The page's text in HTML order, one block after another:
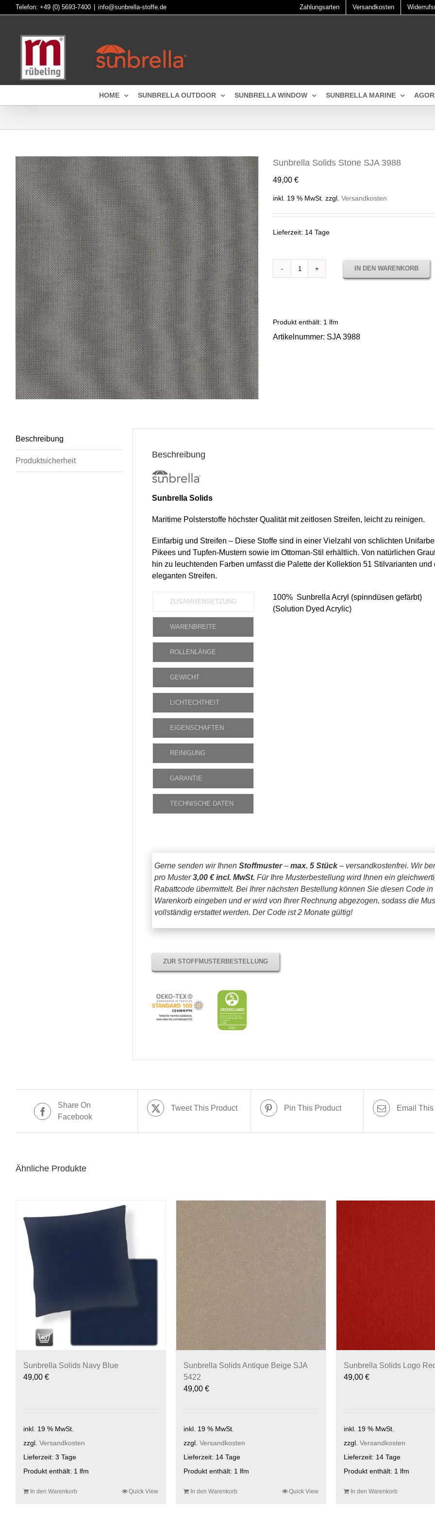
to
Telefon: +49 (0) 5693-7400 info@sunbrella-stoffe.de Zahlungsarten Versandkosten
HOME SUNBRELLA OUTDOOR SUNBRELLA WINDOW SUNBRELLA MARINE
Sunbrella Solids Stone SJA 3988
49,00 €
inkl. 19 % MwSt. zzgl. Versandkosten
Lieferzeit: 14 Tage
Sunbrella
3988
IN DEN WARENKORB
Produkt enthält: 1 lfm
Artikelnummer: SJA 3988
Beschreibung
Produktsicherheit
Beschreibung
Sunbrella Solids
Maritime Polsterstoffe höchster Qualität mit zeitlosen Streifen, leicht zu reinigen.
Einfarbig und Streifen – Diese Stoffe sind in einer Vielzahl von schlichten
Pikees und Tupfen-Mustern sowie im Ottoman-Stil erhältlich. Von natürlichen
hin zu leuchtenden Farben umfasst die Palette der Kollektion 51 Stilvarianten und
eleganten Streifen.
ZUSAMMENSETZUNG
WARENBREITE
ROLLENLÄNGE
GEWICHT
LICHTECHTHEIT
EIGENSCHAFTEN
REINIGUNG
GARANTIE
TECHNISCHE DATEN
100% Sunbrella Acryl (spinndüsen gefärbt)
(Solution Dyed Acrylic)
Gerne senden wir Ihnen Stoffmuster– max. 5 Stück– versandkostenfrei. Wir
pro Muster3,00 € incl. MwSt. Für Ihre Musterbestellung wird Ihnen ein
Rabattcode übermittelt. Bei Ihrer nächsten Bestellung können Sie diesen Code in
Warenkorb eingeben und er wird von Ihrer Rechnung abgezogen, sodass die
vollständig erstattet werden. Der Code ist 2 Monate gültig!
ZUR STOFFMUSTERBESTELLUNG
Share On
Facebook
Tweet This Product Pin This Product Email
Ähnliche Produkte
Sunbrella Solids Navy Blue
49,00 €
inkl. 19 % MwSt.
zzgl. Versandkosten
Lieferzeit: 3 Tage
Produkt enthält: 1 lfm
In den Warenkorb Quick View
Sunbrella Solids Antique Beige SJA
5422
49,00 €
inkl. 19 % MwSt.
zzgl. Versandkosten
Lieferzeit: 14 Tage
Produkt enthält: 1 lfm
In den Warenkorb Quick View
Sunbrella Solids Logo
49,00 €
inkl. 19 % MwSt.
zzgl. Versandkosten
Lieferzeit: 14 Tage
Produkt enthält: 1 lfm
In den Warenkorb